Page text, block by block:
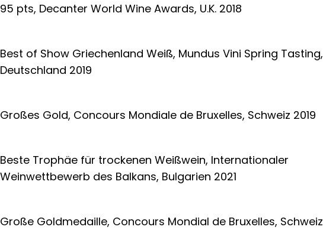
95 pts, Decanter World Wine Awards, U.K. 2018
Best of Show Griechenland Weiß, Mundus Vini Spring Tasting,
Deutschland 2019
Großes Gold, Concours Mondiale de Bruxelles, Schweiz 2019
Beste Trophäe für trockenen Weißwein, Internationaler
Weinwettbewerb des Balkans, Bulgarien 2021
Große Goldmedaille, Concours Mondial de Bruxelles, Schweiz